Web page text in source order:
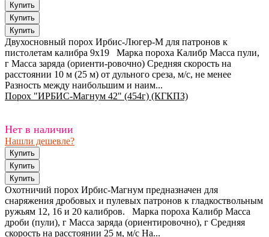
Двухосновный порох Ирбис-Люгер-М для патронов к
пистолетам калибра 9х19 Марка пороха Калибр Масса пули,
г Масса заряда (ориенти-ровочно) Средняя скорость на
расстоянии 10 м (25 м) от дульного среза, м/с, не менее
Разность между наибольшим и наим...
Порох "ИРБИС-Магнум 42" (454г) (КГКПЗ)
Нет в наличии
Нашли дешевле?
Охотничий порох Ирбис-Магнум предназначен для
снаряжения дробовых и пулевых патронов к гладкоствольным
ружьям 12, 16 и 20 калибров. Марка пороха Калибр Масса
дроби (пули), г Масса заряда (ориентировочно), г Средняя
скорость на расстоянии 25 м, м/с На...